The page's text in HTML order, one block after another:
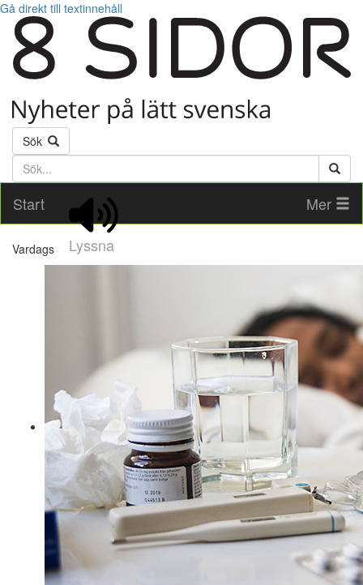
Gå direkt till textinnehåll
Sök
Söktext
Start
Lyssna
Mer
Vardags